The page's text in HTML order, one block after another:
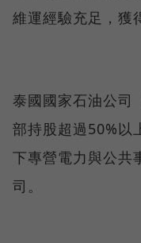
維運經驗充足，獲
泰國國家石油公司
部持股超過50%以
下專營電力與公共
司。